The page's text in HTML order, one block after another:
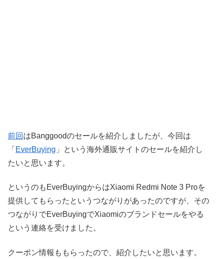
前回 はBanggoodのセールを紹介しましたが、今回は
「 EverBuying 」という海外通販サイトのセールを紹介し
たいと思います。
というのもEverBuyingからはXiaomi Redmi Note 3 Proを
提供してもらったというつながりがあったのですが、その
つながりでEverBuyingでXiaomiのブランドセールをやる
という連絡を受けました。
クーポン情報ももらったので、紹介したいと思います。